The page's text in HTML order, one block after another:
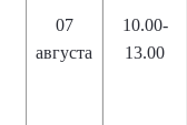
07
августа
10.00-
13.00